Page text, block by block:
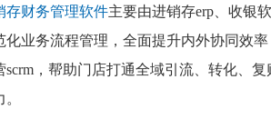
存财务管理软件主要由进销存erp、收银
化业务流程管理，全面提升内外协同效
scrm，帮助门店打通全域引流、转化、